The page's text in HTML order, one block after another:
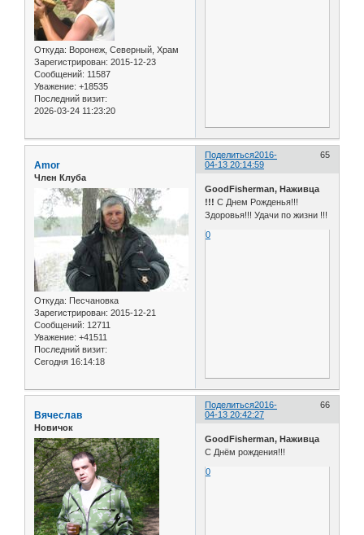
Откуда: Воронеж, Северный, Храм
Зарегистрирован: 2015-12-23
Сообщений: 11587
Уважение: +18535
Последний визит:
2026-03-24 11:23:20
Поделиться 65
2016-
04-13 20:14:59
Amor
Член Клуба
Откуда: Песчановка
Зарегистрирован: 2015-12-21
Сообщений: 12711
Уважение: +41511
Последний визит:
Сегодня 16:14:18
GoodFisherman, Наживца
!!! С Днем Рожденья!!!
Здоровья!!! Удачи по жизни !!!
0
Поделиться 66
2016-
04-13 20:42:27
Вячеслав
Новичок
GoodFisherman, Наживца
С Днём рождения!!!
0